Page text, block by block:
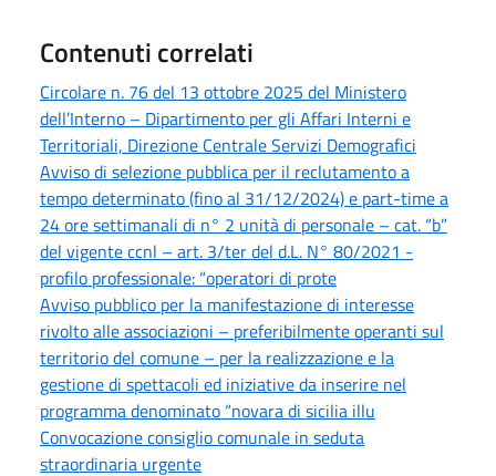
Contenuti correlati
Circolare n. 76 del 13 ottobre 2025 del Ministero
dell’Interno – Dipartimento per gli Affari Interni e
Territoriali, Direzione Centrale Servizi Demografici
Avviso di selezione pubblica per il reclutamento a
tempo determinato (fino al 31/12/2024) e part-time a
24 ore settimanali di n° 2 unità di personale – cat. “b”
del vigente ccnl – art. 3/ter del d.L. N° 80/2021 -
profilo professionale: “operatori di prote
Avviso pubblico per la manifestazione di interesse
rivolto alle associazioni – preferibilmente operanti sul
territorio del comune – per la realizzazione e la
gestione di spettacoli ed iniziative da inserire nel
programma denominato “novara di sicilia illu
Convocazione consiglio comunale in seduta
straordinaria urgente